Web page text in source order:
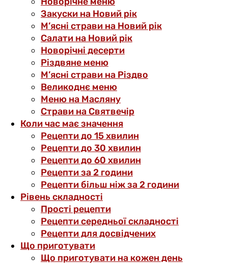
Закуски на Новий рік
М’ясні страви на Новий рік
Салати на Новий рік
Новорічні десерти
Різдвяне меню
М’ясні страви на Різдво
Великоднє меню
Меню на Масляну
Страви на Святвечір
Коли час має значення
Рецепти до 15 хвилин
Рецепти до 30 хвилин
Рецепти до 60 хвилин
Рецепти за 2 години
Рецепти більш ніж за 2 години
Рівень складності
Прості рецепти
Рецепти середньої складності
Рецепти для досвідчених
Що приготувати
Що приготувати на кожен день